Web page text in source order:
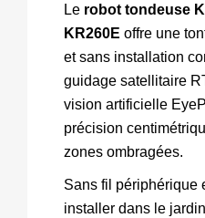
Le robot tondeuse
KR260E offre une
et sans installation
guidage satellitaire
vision artificielle
précision
zones ombragées.
Sans fil périphérique
installer dans le